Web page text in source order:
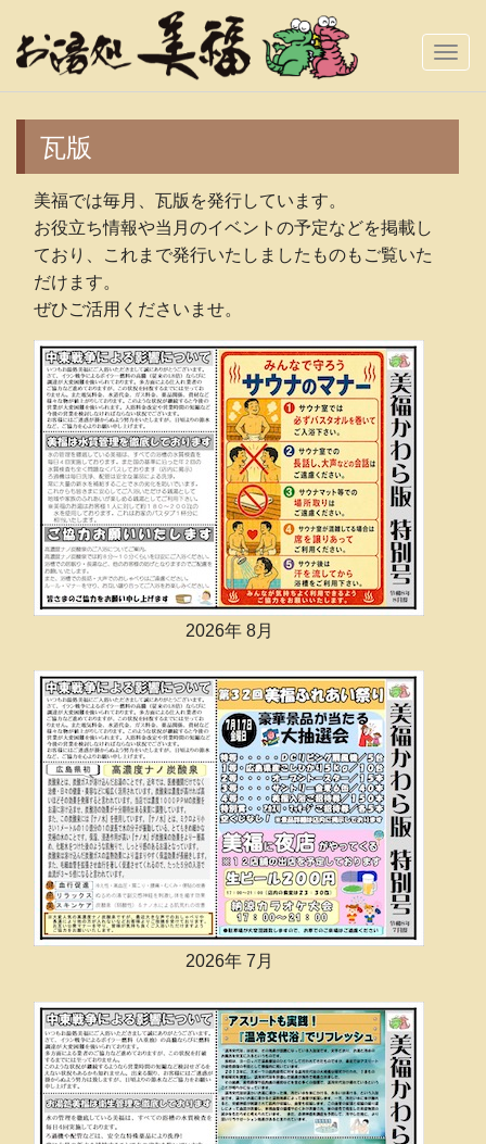
瓦版
美福では毎月、瓦版を発行しています。
お役立ち情報や当月のイベントの予定などを掲載し
ており、これまで発行いたしましたものもご覧いた
だけます。
ぜひご活用くださいませ。
2026年 8月
2026年 7月